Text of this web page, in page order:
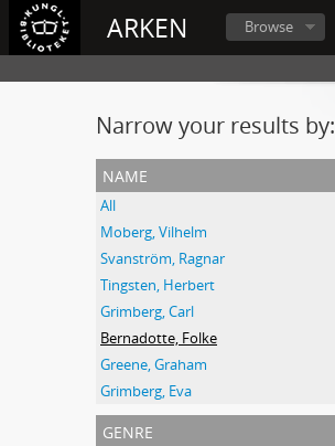
ARKEN Browse
Narrow your results by:
name
All
Moberg, Vilhelm
Svanström, Ragnar
Tingsten, Herbert
Grimberg, Carl
Bernadotte, Folke
Greene, Graham
Grimberg, Eva
genre